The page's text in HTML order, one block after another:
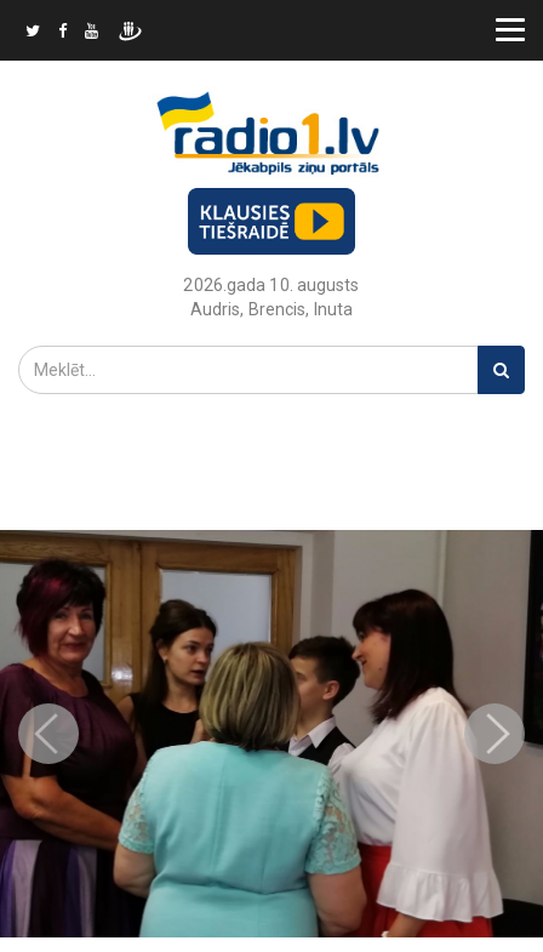
2026.gada 10. augusts
Audris, Brencis, Inuta